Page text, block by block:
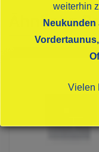
Ähnliche
weiterhin
Neukunden
Vielen
Dies